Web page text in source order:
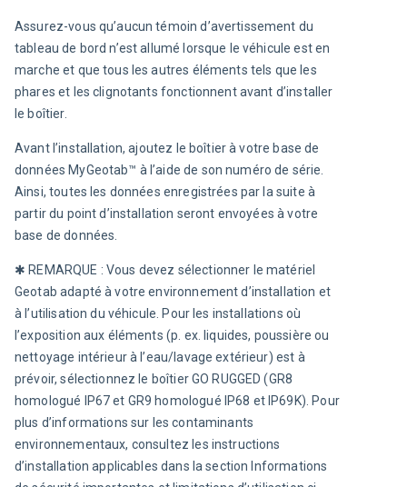
Assurez-vous qu’aucun témoin d’avertissement du
tableau de bord n’est allumé lorsque le véhicule est en
marche et que tous les autres éléments tels que les
phares et les clignotants fonctionnent avant d’installer
le boîtier.
Avant l’installation, ajoutez le boîtier à votre base de
données MyGeotab™ à l’aide de son numéro de série.
Ainsi, toutes les données enregistrées par la suite à
partir du point d’installation seront envoyées à votre
base de données.
✱ REMARQUE : Vous devez sélectionner le matériel
Geotab adapté à votre environnement d’installation et
à l’utilisation du véhicule. Pour les installations où
l’exposition aux éléments (p. ex. liquides, poussière ou
nettoyage intérieur à l’eau/lavage extérieur) est à
prévoir, sélectionnez le boîtier GO RUGGED (GR8
homologué IP67 et GR9 homologué IP68 et IP69K). Pour
plus d’informations sur les contaminants
environnementaux, consultez les instructions
d’installation applicables dans la section Informations